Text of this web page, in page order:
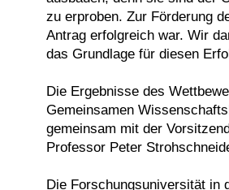
zu erproben. Zur Förderung
Antrag erfolgreich war. Wir
das Grundlage für diesen
Die Ergebnisse des
Gemeinsamen
gemeinsam mit der
Professor Peter
Die Forschungsuniversität in